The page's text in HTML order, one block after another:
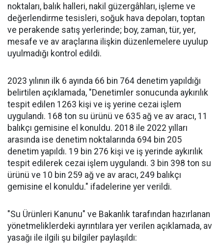
noktaları, balık halleri, nakil güzergâhları, işleme ve
değerlendirme tesisleri, soğuk hava depoları, toptan
ve perakende satış yerlerinde; boy, zaman, tür, yer,
mesafe ve av araçlarına ilişkin düzenlemelere uyulup
uyulmadığı kontrol edildi.
2023 yılının ilk 6 ayında 66 bin 764 denetim yapıldığı
belirtilen açıklamada, "Denetimler sonucunda aykırılık
tespit edilen 1263 kişi ve iş yerine cezai işlem
uygulandı. 168 ton su ürünü ve 635 ağ ve av aracı, 11
balıkçı gemisine el konuldu. 2018 ile 2022 yılları
arasında ise denetim noktalarında 694 bin 205
denetim yapıldı. 19 bin 276 kişi ve iş yerinde aykırılık
tespit edilerek cezai işlem uygulandı. 3 bin 398 ton su
ürünü ve 10 bin 259 ağ ve av aracı, 249 balıkçı
gemisine el konuldu." ifadelerine yer verildi.
"Su Ürünleri Kanunu" ve Bakanlık tarafından hazırlanan
yönetmeliklerdeki ayrıntılara yer verilen açıklamada, av
yasağı ile ilgili şu bilgiler paylaşıldı: